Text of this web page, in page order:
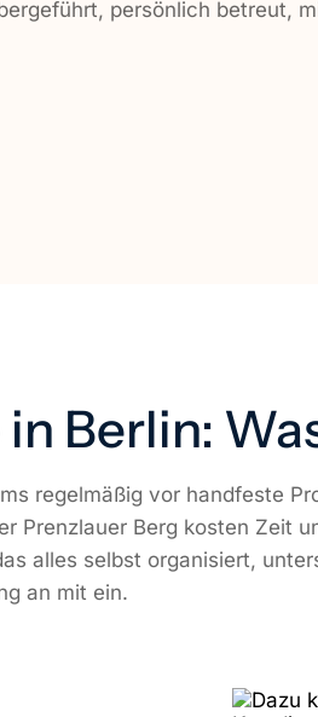
persönlich betreut,
Berlin:
regelmäßig vor handfeste
Prenzlauer Berg kosten Zeit
alles selbst organisiert,
an mit ein.